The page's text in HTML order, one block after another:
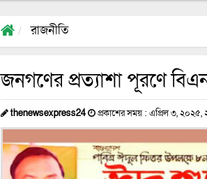
রাজনীতি
জনগণের প্রত্যাশা পূরণে
thenewsexpress24 প্রকাশের সময় : এপ্রিল ৩,